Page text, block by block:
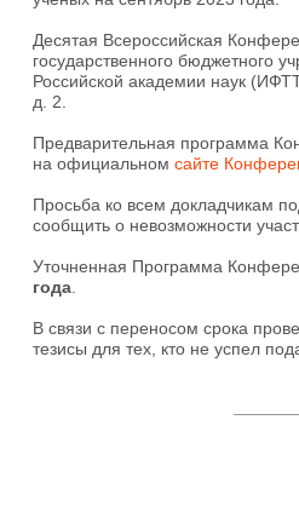
Десятая Всероссийская
государственного бюджетного
Российской академии наук
д. 2.
Предварительная программа
на официальном сайте
Просьба ко всем докладчикам
сообщить о невозможности
Уточненная Программа
года
В связи с переносом срока
тезисы для тех, кто не успел